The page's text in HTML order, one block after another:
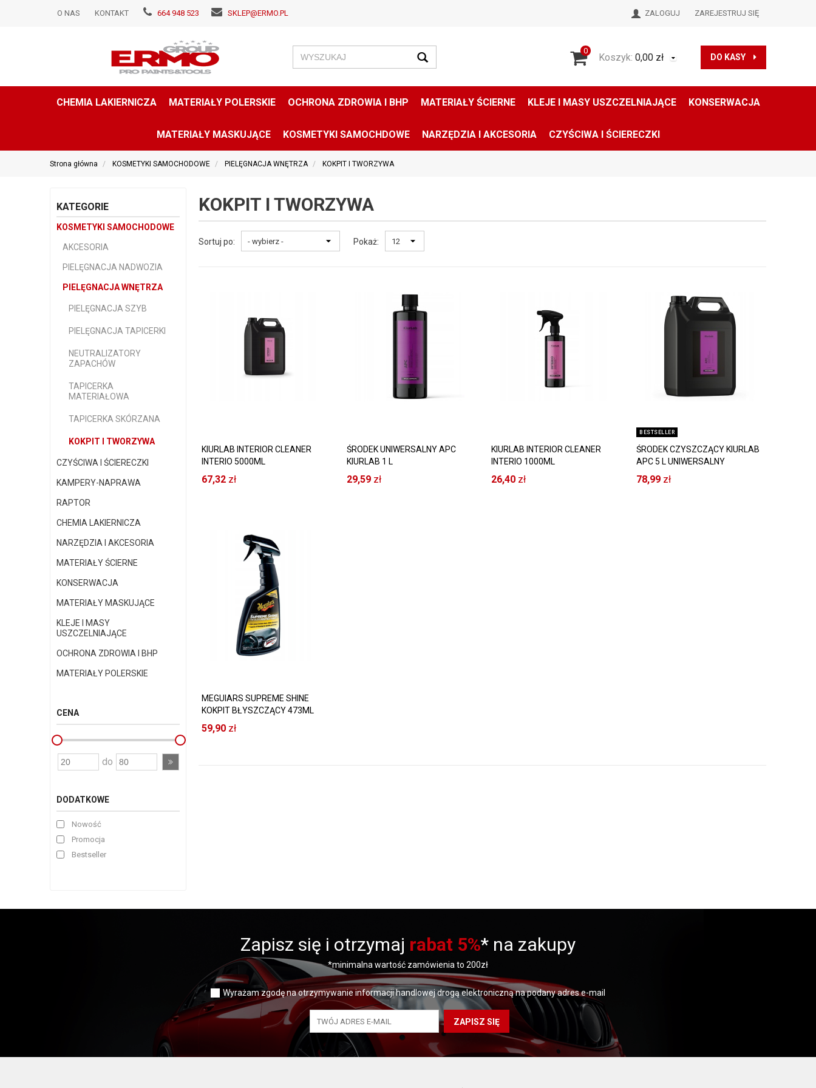
O NAS KONTAKT 664 948 523 SKLEP@ERMO.PL ZALOGUJ ZAREJESTRUJ SIĘ
0
Koszyk: 0,00 zł DO KASY
CHEMIA LAKIERNICZA MATERIAŁY POLERSKIE OCHRONA ZDROWIA I BHP MATERIAŁY ŚCIERNE KLEJE I MASY USZCZELNIAJĄCE KONSERWACJA
MATERIAŁY MASKUJĄCE KOSMETYKI SAMOCHDOWE NARZĘDZIA I AKCESORIA CZYŚCIWA I ŚCIERECZKI
Strona główna KOSMETYKI SAMOCHODOWE PIELĘGNACJA WNĘTRZA KOKPIT I TWORZYWA
KATEGORIE
KOSMETYKI SAMOCHODOWE
AKCESORIA
PIELĘGNACJA NADWOZIA
PIELĘGNACJA WNĘTRZA
PIELĘGNACJA SZYB
PIELĘGNACJA TAPICERKI
NEUTRALIZATORY
ZAPACHÓW
TAPICERKA
MATERIAŁOWA
TAPICERKA SKÓRZANA
KOKPIT I TWORZYWA
CZYŚCIWA I ŚCIERECZKI
KAMPERY-NAPRAWA
RAPTOR
CHEMIA LAKIERNICZA
NARZĘDZIA I AKCESORIA
MATERIAŁY ŚCIERNE
KONSERWACJA
MATERIAŁY MASKUJĄCE
KLEJE I MASY
USZCZELNIAJĄCE
OCHRONA ZDROWIA I BHP
MATERIAŁY POLERSKIE
CENA
do
DODATKOWE
Nowość
Promocja
Bestseller
KOKPIT I TWORZYWA
Sortuj po: Pokaż:
KIURLAB INTERIOR CLEANER
INTERIO 5000ML
KOMPLEKSOWE CZYSZCZENIE
WNĘTRZA
67,32 zł
ŚRODEK UNIWERSALNY APC
KIURLAB 1 L
29,59 zł
KIURLAB INTERIOR CLEANER
INTERIO 1000ML
KOMPLEKSOWE CZYSZCZENIE
WNĘTRZA
26,40 zł
BESTSELLER
ŚRODEK CZYSZCZĄCY KIURLAB
APC 5 L UNIWERSALNY
78,99 zł
MEGUIARS SUPREME SHINE
KOKPIT BŁYSZCZĄCY 473ML
59,90 zł
Zapisz się i otrzymaj rabat 5%* na zakupy
*minimalna wartość zamówienia to 200zł
Wyrażam zgodę na otrzymywanie informacji handlowej drogą elektroniczną na podany adres e-mail
ZAPISZ SIĘ